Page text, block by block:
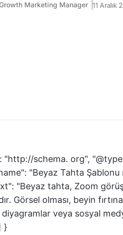
Marketing Manager 11 Aralık
"http://schema. org",
"Beyaz Tahta
"Beyaz tahta, Zoom
Görsel olması, beyin
veya sosyal
}